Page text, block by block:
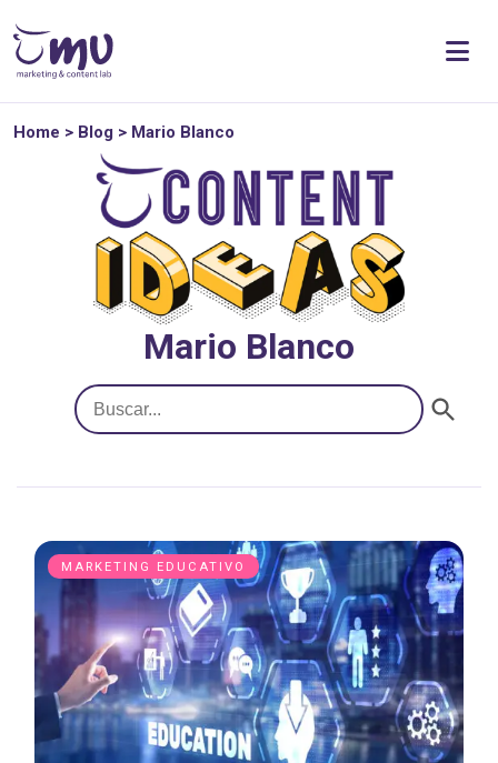
Home > Blog > Mario Blanco
Mario Blanco
Buscar:
MARKETING EDUCATIVO